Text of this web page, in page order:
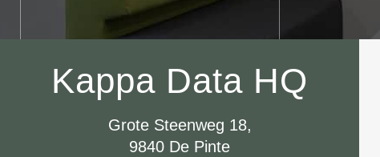
Kappa Data HQ
Grote Steenweg 18,
9840 De Pinte